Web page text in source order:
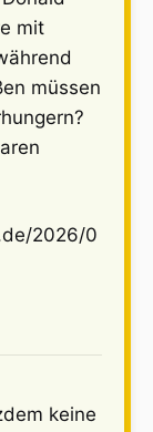
mit
müssen
2026/0
keine